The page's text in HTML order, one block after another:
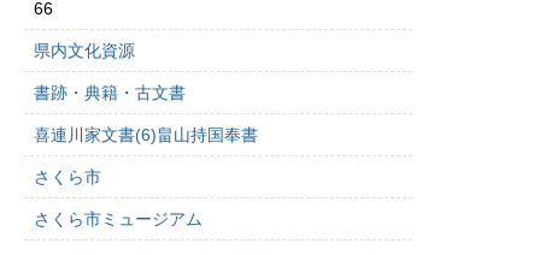
66
県内文化資源
書跡・典籍・古文書
喜連川家文書(6)畠山持国奉書
さくら市
さくら市ミュージアム